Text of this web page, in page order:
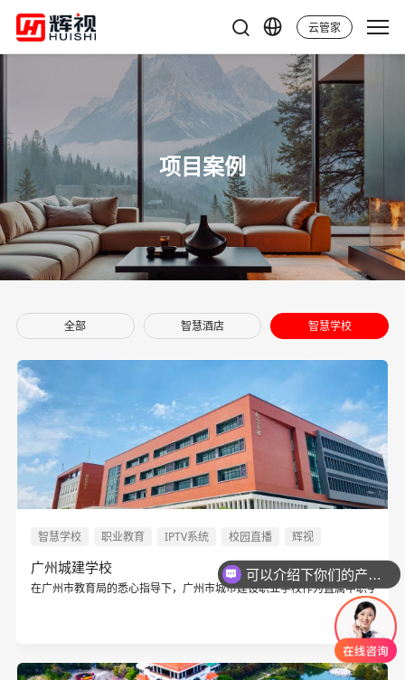
云管家
项目案例
全部 智慧酒店 智慧学校
智慧学校 职业教育 IPTV系统 校园直播 辉视
广州城建学校
在广州市教育局的悉心指导下，广州市城市建设职业学校作为直属中职学校